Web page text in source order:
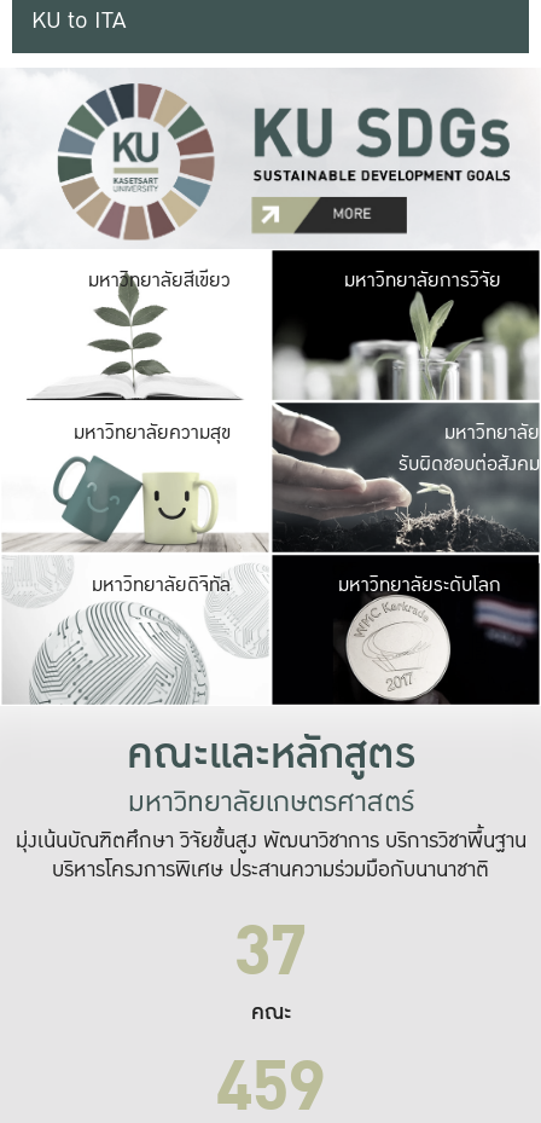
KU to ITA
มหาวิทยาลัยสีเขียว มหาวิ
มีพื้นที่เขียวสดใส
เป็นป่าในเมือง เกษต
มหาวิทยาลัยการวิจัย
มหาวิทยาลัยความสุข มหาวิ
ค
เปิดประ
และพบเรื่องราวใ
มหาวิทยาลัย
รับผิดชอบต่อสังคม
มหาวิทยาลัยดิจิทัล มหาวิ
เปลี่ยนแปลง แล
เพื่อทำง
ระบบสารสนเทศ
มหาวิทยาลัยระดับโลก
คณะและหลักสูตร
มหาวิทยาลัยเกษตรศาสตร์
มุ่งเน้นบัณฑิตศึกษา วิจัยขั้นสูง พัฒนาวิชาการ บริการวิชาพื้นฐาน
บริหารโครงการพิเศษ ประสานความร่วมมือกับนานาชาติ
37
คณะ
459